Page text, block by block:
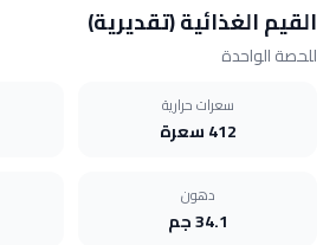
القيم الغذائية (تقديرية)
للحصة الواحدة
سعرات حرارية
412 سعرة
دهون
34.1 جم